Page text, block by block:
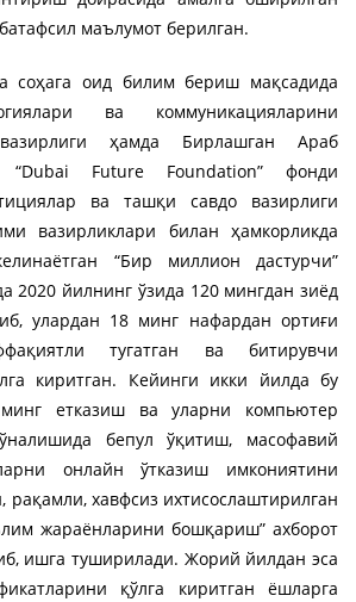
маълумот берилган.
соҳага оид билим бериш мақсадида
ва коммуникацияларини
ҳамда Бирлашган Aраб
“Dubai Future Foundation” фонди
ва ташқи савдо вазирлиги
вазирликлари билан ҳамкорликда
“Бир миллион дастурчи”
2020 йилнинг ўзида 120 мингдан зиёд
улардан 18 минг нафардан ортиғи
тугатган ва битирувчи
киритган. Кейинги икки йилда бу
етказиш ва уларни компьютер
бепул ўқитиш, масофавий
онлайн ўтказиш имкониятини
рақамли, хавфсиз ихтисослаштирилган
жараёнларини бошқариш” ахборот
ишга туширилади. Жорий йилдан эса
қўлга киритган ёшларга